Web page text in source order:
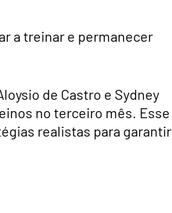
a treinar e permanecer
de Castro e Sydney
no terceiro mês. Esse
realistas para garantir